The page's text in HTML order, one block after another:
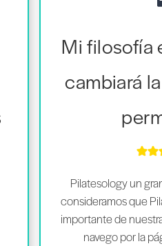
Mi filosofía
cambiará
Pilatesology un
consideramos que
importante de
navego por la